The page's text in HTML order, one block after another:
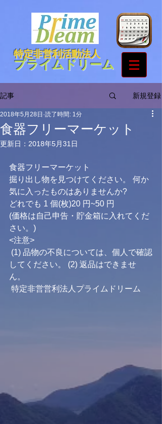
特定非営利活動法人
プライムドリーム
記事 新規登録
食器フリーマーケット
2018年5月28日 読了時間: 1分
更新日： 2018年5月31日
食器フリーマーケット
掘り出し物を見つけてください。 何か
気に入ったものはありませんか?
どれでも 1 個(枚)20 円~50 円
(価格は自己申告・貯金箱に入れてくだ
さい。)
<注意>
してください。 (2) 返品はできませ
ん。
特定非営営利法人プライムドリーム